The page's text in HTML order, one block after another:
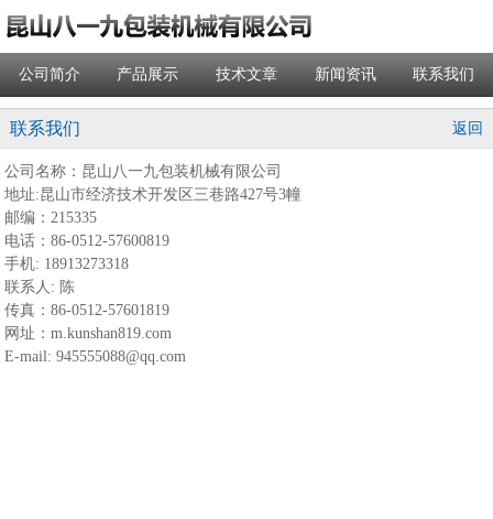
公司简介 产品展示 技术文章 新闻资讯 联系我们
联系我们 返回
公司名称：昆山八一九包装机械有限公司
地址:昆山市经济技术开发区三巷路427号3幢
邮编：215335
电话：86-0512-57600819
手机: 18913273318
联系人: 陈
传真：86-0512-57601819
网址：m.kunshan819.com
E-mail: 945555088@qq.com